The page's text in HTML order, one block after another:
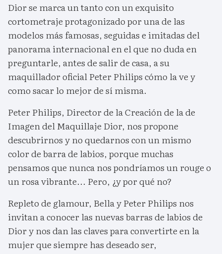
Dior se marca un tanto con un exquisito
cortometraje protagonizado por una de las
modelos más famosas, seguidas e imitadas del
panorama internacional en el que no duda en
preguntarle, antes de salir de casa, a su
maquillador oficial Peter Philips cómo la ve y
como sacar lo mejor de sí misma.
Peter Philips, Director de la Creación de la de
Imagen del Maquillaje Dior, nos propone
descubrirnos y no quedarnos con un mismo
color de barra de labios, porque muchas
pensamos que nunca nos pondríamos un rouge o
un rosa vibrante... Pero, ¿y por qué no?
Repleto de glamour, Bella y Peter Philips nos
invitan a conocer las nuevas barras de labios de
Dior y nos dan las claves para convertirte en la
mujer que siempre has deseado ser,